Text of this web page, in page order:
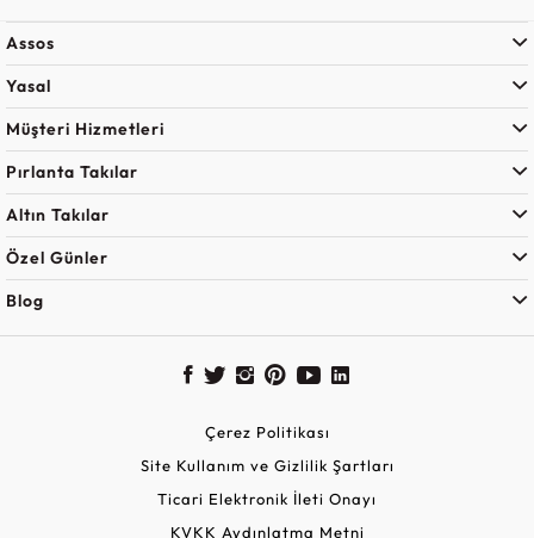
Assos
Yasal
Müşteri Hizmetleri
Pırlanta Takılar
Altın Takılar
Özel Günler
Blog
Çerez Politikası
Site Kullanım ve Gizlilik Şartları
Ticari Elektronik İleti Onayı
KVKK Aydınlatma Metni